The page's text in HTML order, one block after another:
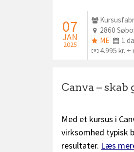
STARTDATO:
07
JAN
2025
Udbyder:
Sted:
2860
ME
plus:
ME
Dage:
1
Pris:4.995 kr.
Canva –
Med et kursus i
virksomhed typisk
resultater. Læs